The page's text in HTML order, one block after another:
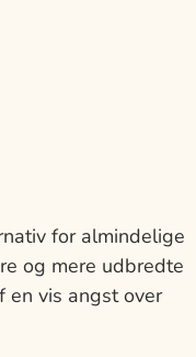
for almindelige
og mere udbredte
vis angst over